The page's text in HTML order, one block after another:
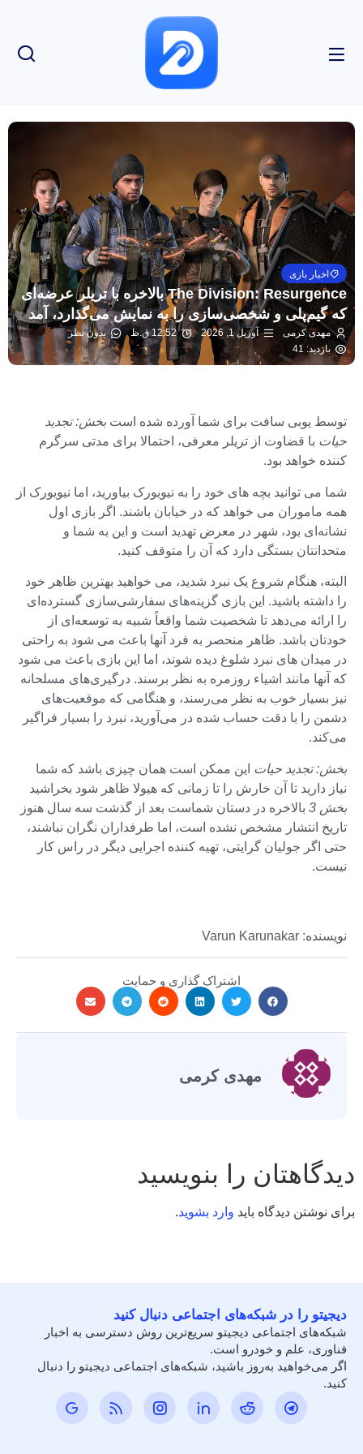
اخبار بازی
The Division: Resurgence بالاخره با تریلر عرضه‌ای
که گیم‌پلی و شخصی‌سازی را به نمایش می‌گذارد، آمد
مهدی کرمی آوریل 1, 2026 12:52 ق.ظ
بدون نظر
بازدید: 41
توسط یوبی سافت برای شما آورده شده است بخش: تجدید
حیات با قضاوت از تریلر معرفی، احتمالا برای مدتی سرگرم
کننده خواهد بود.
شما می توانید بچه های خود را به نیویورک بیاورید، اما نیویورک از
همه ماموران می خواهد که در خیابان باشند. اگر بازی اول
نشانه‌ای بود، شهر در معرض تهدید است و این به شما و
متحدانتان بستگی دارد که آن را متوقف کنید.
البته، هنگام شروع یک نبرد شدید، می خواهید بهترین ظاهر خود
را داشته باشید. این بازی گزینه‌های سفارشی‌سازی گسترده‌ای
را ارائه می‌دهد تا شخصیت شما واقعاً شبیه به توسعه‌ای از
خودتان باشد. ظاهر منحصر به فرد آنها باعث می شود به راحتی
در میدان های نبرد شلوغ دیده شوند، اما این بازی باعث می شود
که آنها مانند اشیاء روزمره به نظر برسند. درگیری‌های مسلحانه
نیز بسیار خوب به نظر می‌رسند، و هنگامی که موقعیت‌های
دشمن را با دقت حساب شده در می‌آورید، نبرد را بسیار فراگیر
می‌کند.
بخش: تجدید حیات این ممکن است همان چیزی باشد که شما
نیاز دارید تا آن خارش را تا زمانی که هیولا ظاهر شود بخراشید
بخش 3
بالاخره در دستان شماست بعد از گذشت سه سال هنوز
تاریخ انتشار مشخص نشده است، اما طرفداران نگران نباشند،
حتی اگر جولیان گرایتی، تهیه کننده اجرایی دیگر در راس کار
نیست.
نویسنده: Varun Karunakar
اشتراک گذاری و حمایت
مهدی کرمی
دیدگاهتان را بنویسید
برای نوشتن دیدگاه باید وارد بشوید.
دیجیتو را در شبکه‌های اجتماعی دنبال کنید
شبکه‌های اجتماعی دیجیتو سریع‌ترین روش دسترسی به اخبار
فناوری، علم و خودرو است.
اگر می‌خواهید به‌روز باشید، شبکه‌های اجتماعی دیجیتو را دنبال
کنید.